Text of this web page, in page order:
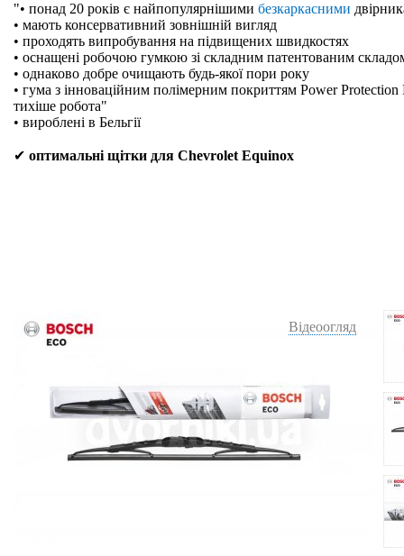
"• понад 20 років є найпопулярнішими безкаркасними
• мають консервативний зовнішній вигляд
• проходять випробування на підвищених швидкостях
• оснащені робочою гумкою зі складним патентованим
• однаково добре очищають будь-якої пори року
• гума з інноваційним полімерним покриттям Power
тихіше робота"
• вироблені в Бельгії
✔ оптимальні щітки для Chevrolet Equinox
Відеоогляд